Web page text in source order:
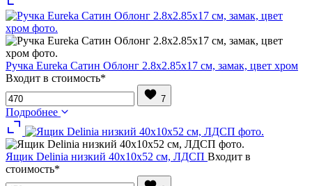
Ручка Eureka Сатин Облонг 2.8х2.85х17 см, замак, цвет хром
Входит в стоимость*
7
Подробнее
Ящик Delinia низкий 40х10х52 см, ЛДСП Входит в
стоимость*